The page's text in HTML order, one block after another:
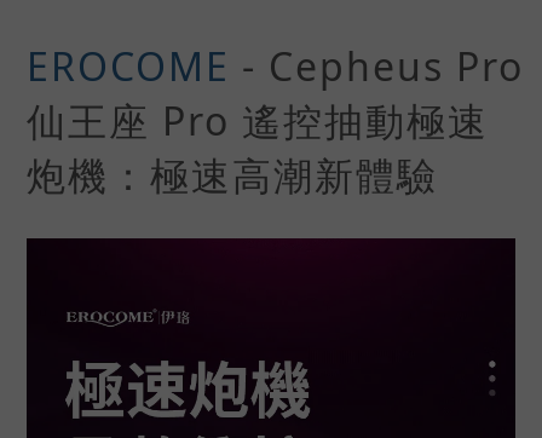
EROCOME - Cepheus Pro
仙王座 Pro 遙控抽動極速
炮機 ：極速高潮新體驗